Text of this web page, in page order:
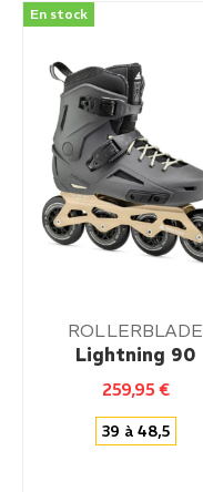
En stock
ROLLERBLADE
Lightning 90
259,95€
39 à 48,5